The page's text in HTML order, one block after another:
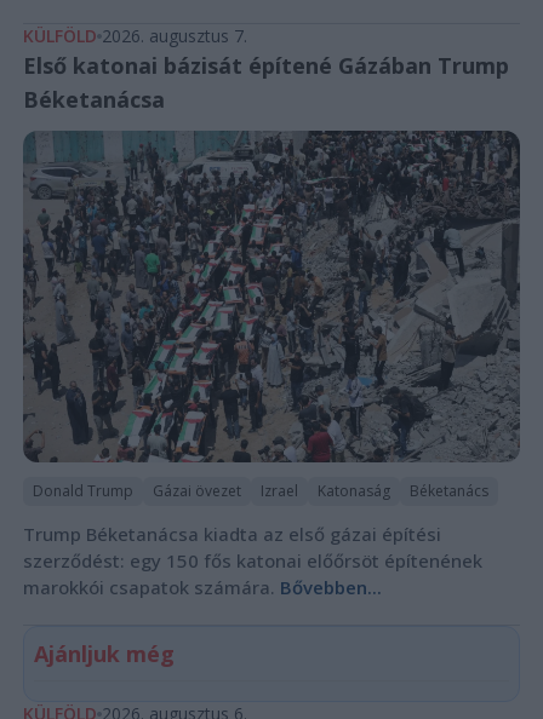
KÜLFÖLD 2026. augusztus 7.
Első katonai bázisát építené Gázában Trump
Béketanácsa
Donald Trump Gázai övezet Izrael Katonaság Béketanács
Trump Béketanácsa kiadta az első gázai építési
szerződést: egy 150 fős katonai előőrsöt építenének
marokkói csapatok számára. Bővebben...
Ajánljuk még
KÜLFÖLD 2026. augusztus 6.